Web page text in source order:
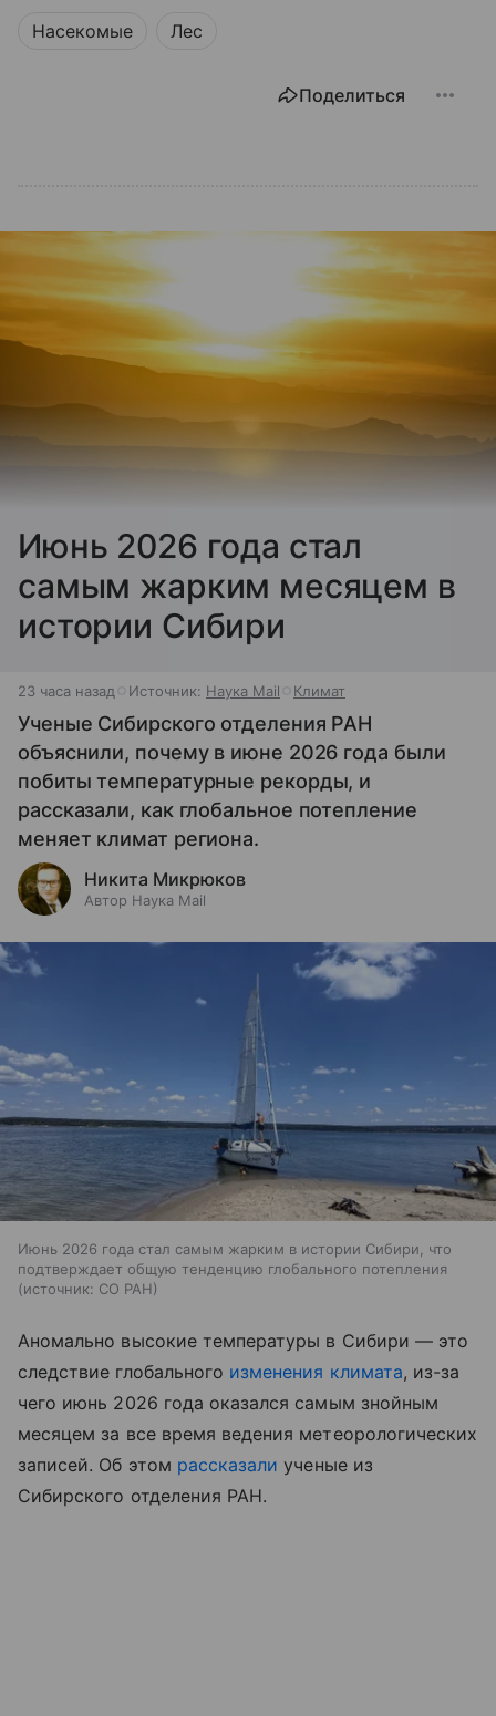
Насекомые Лес
Поделиться
Июнь 2026 года стал
самым жарким месяцем в
истории Сибири
23 часа назад Источник: Наука Mail Климат
Ученые Сибирского отделения РАН
объяснили, почему в июне 2026 года были
побиты температурные рекорды, и
рассказали, как глобальное потепление
меняет климат региона.
Никита Микрюков
Автор Наука Mail
Июнь 2026 года стал самым жарким в истории Сибири, что
подтверждает общую тенденцию глобального потепления
источник: СО РАН
Аномально высокие температуры в Сибири — это
следствие глобального изменения климата, из-за
чего июнь 2026 года оказался самым знойным
месяцем за все время ведения метеорологических
записей. Об этом рассказали ученые из
Сибирского отделения РАН.